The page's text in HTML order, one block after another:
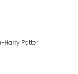
Harry Potter